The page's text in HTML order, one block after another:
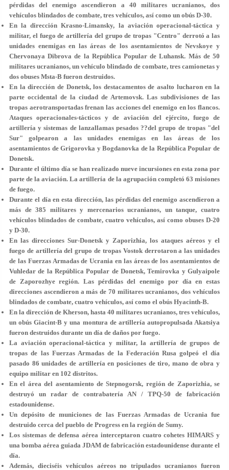
pérdidas del enemigo ascendieron a 40 militares ucranianos, dos
vehículos blindados de combate, tres vehículos, así como un obús D-30.
En la dirección Krasno-Limansky, la aviación operacional-táctica y
militar, el fuego de artillería del grupo de tropas "Centro" derrotó a las
unidades enemigas en las áreas de los asentamientos de Nevskoye y
Chervonaya Dibrova de la República Popular de Luhansk. Más de 50
militares ucranianos, un vehículo blindado de combate, tres camionetas y
dos obuses Msta-B fueron destruidos.
En la dirección de Donetsk, los destacamentos de asalto lucharon en la
parte occidental de la ciudad de Artemovsk. Las subdivisiones de las
tropas aerotransportadas frenan las acciones del enemigo en los flancos.
Ataques operacionales-tácticos y de aviación del ejército, fuego de
artillería y sistemas de lanzallamas pesados ??del grupo de tropas "del
Sur" golpearon a las unidades enemigas en las áreas de los
asentamientos de Grigorovka y Bogdanovka de la República Popular de
Donetsk.
Durante el último día se han realizado nueve incursiones en esta zona por
parte de la aviación. La artillería de la agrupación completó 63 misiones
de fuego.
Durante el día en esta dirección, las pérdidas del enemigo ascendieron a
más de 385 militares y mercenarios ucranianos, un tanque, cuatro
vehículos blindados de combate, cuatro vehículos, así como obuses D-20
y D-30.
En las direcciones Sur-Donetsk y Zaporizhia, los ataques aéreos y el
fuego de artillería del grupo de tropas Vostok derrotaron a las unidades
de las Fuerzas Armadas de Ucrania en las áreas de los asentamientos de
Vuhledar de la República Popular de Donetsk, Temirovka y Gulyaipole
de Zaporozhye región. Las pérdidas del enemigo por día en estas
direcciones ascendieron a más de 70 militares ucranianos, dos vehículos
blindados de combate, cuatro vehículos, así como el obús Hyacinth-B.
En la dirección de Kherson, hasta 40 militares ucranianos, tres vehículos,
un obús Giacint-B y una montura de artillería autopropulsada Akatsiya
fueron destruidos durante un día de daños por fuego.
La aviación operacional-táctica y militar, la artillería de grupos de
tropas de las Fuerzas Armadas de la Federación Rusa golpeó el día
pasado 86 unidades de artillería en posiciones de tiro, mano de obra y
equipo militar en 102 distritos.
En el área del asentamiento de Stepnogorsk, región de Zaporizhia, se
destruyó un radar de contrabatería AN / TPQ-50 de fabricación
estadounidense.
Un depósito de municiones de las Fuerzas Armadas de Ucrania fue
destruido cerca del pueblo de Progress en la región de Sumy.
Los sistemas de defensa aérea interceptaron cuatro cohetes HIMARS y
una bomba aérea guiada JDAM de fabricación estadounidense durante el
día.
Además, dieciséis vehículos aéreos no tripulados ucranianos fueron